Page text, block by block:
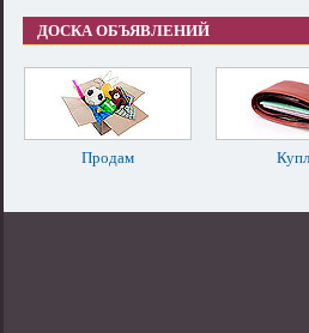
ДОСКА ОБЪЯВЛЕНИЙ
Продам